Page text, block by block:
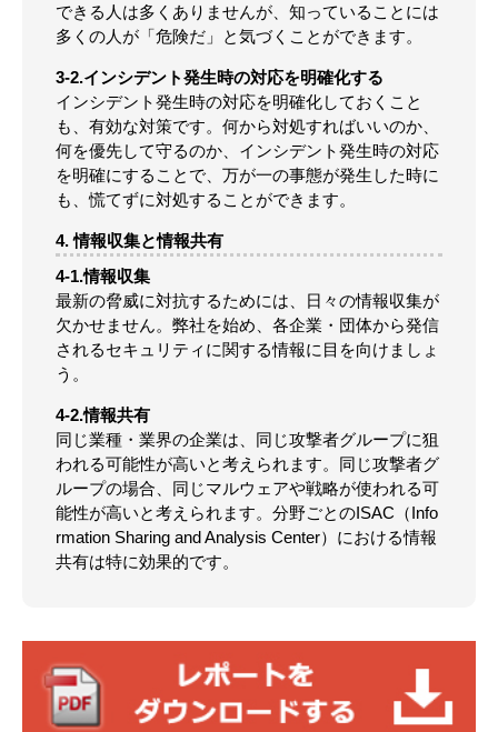
できる人は多くありませんが、知っていることには
多くの人が「危険だ」と気づくことができます。
3-2.インシデント発生時の対応を明確化する
インシデント発生時の対応を明確化しておくこと
も、有効な対策です。何から対処すればいいのか、
何を優先して守るのか、インシデント発生時の対応
を明確にすることで、万が一の事態が発生した時に
も、慌てずに対処することができます。
4. 情報収集と情報共有
4-1.情報収集
最新の脅威に対抗するためには、日々の情報収集が
欠かせません。弊社を始め、各企業・団体から発信
されるセキュリティに関する情報に目を向けましょ
う。
4-2.情報共有
同じ業種・業界の企業は、同じ攻撃者グループに狙
われる可能性が高いと考えられます。同じ攻撃者グ
ループの場合、同じマルウェアや戦略が使われる可
能性が高いと考えられます。分野ごとのISAC（Info
rmation Sharing and Analysis Center）における情報
共有は特に効果的です。